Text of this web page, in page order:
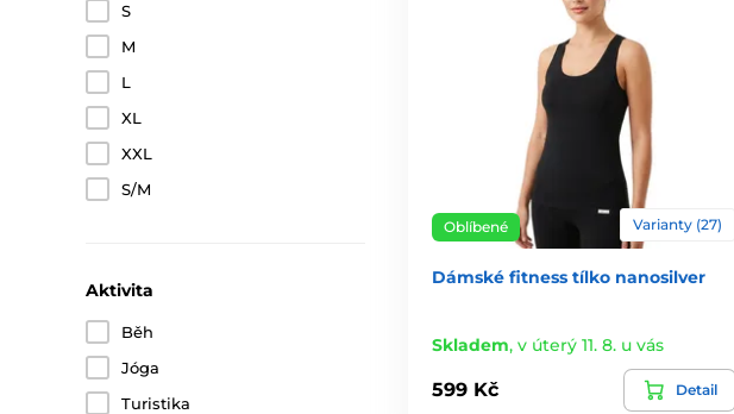
S
M
L
XL
XXL
S/M
Aktivita
Běh
Jóga
Turistika
Oblíbené Varianty (27)
Dámské fitness tílko nanosilver
Skladem, v úterý 11. 8. u vás
599 Kč Detail